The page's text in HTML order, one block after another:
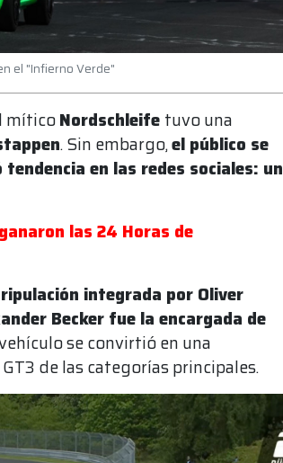
el "Infierno Verde"
míticoNordschleife tuvo una
. Sin embargo,el público se
en las redes sociales: un
las 24 Horas de
integrada por Oliver
Becker fue la encargada de
se convirtió en una
de las categorías principales.